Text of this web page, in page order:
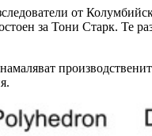
от
за Тони Старк. Те